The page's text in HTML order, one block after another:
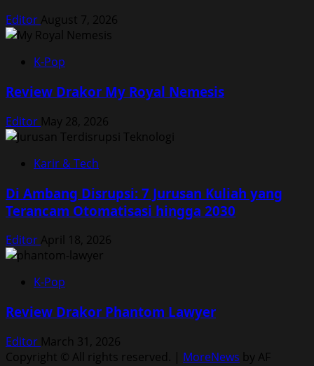
Editor August 7, 2026
K-Pop
Review Drakor My Royal Nemesis
Editor May 28, 2026
Karir & Tech
Di Ambang Disrupsi: 7 Jurusan Kuliah yang
Terancam Otomatisasi hingga 2030
Editor April 18, 2026
K-Pop
Review Drakor Phantom Lawyer
Editor March 31, 2026
Copyright © All rights reserved. | MoreNews by AF